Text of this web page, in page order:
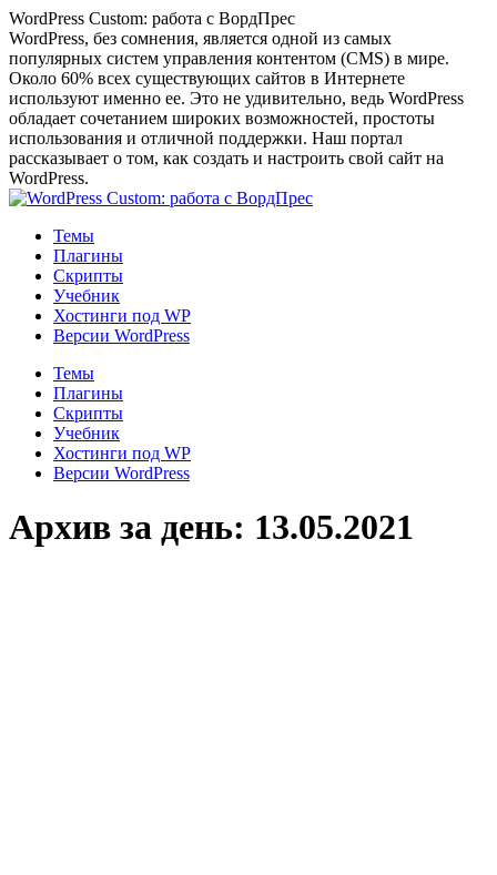
Перейти
к
содержанию
WordPress Custom: работа с ВордПрес
WordPress, без сомнения, является одной из самых
популярных систем управления контентом (CMS) в мире.
Около 60% всех существующих сайтов в Интернете
используют именно ее. Это не удивительно, ведь WordPress
обладает сочетанием широких возможностей, простоты
использования и отличной поддержки. Наш портал
рассказывает о том, как создать и настроить свой сайт на
WordPress.
Темы
Плагины
Скрипты
Учебник
Хостинги под WP
Версии WordPress
Темы
Плагины
Скрипты
Учебник
Хостинги под WP
Версии WordPress
Архив за день: 13.05.2021